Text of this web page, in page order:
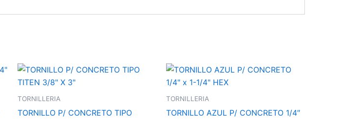
TORNILLERIA
TORNILLO P/ CONCRETO TIPO
TORNILLERIA
TORNILLO AZUL P/ CONCRETO 1/4″